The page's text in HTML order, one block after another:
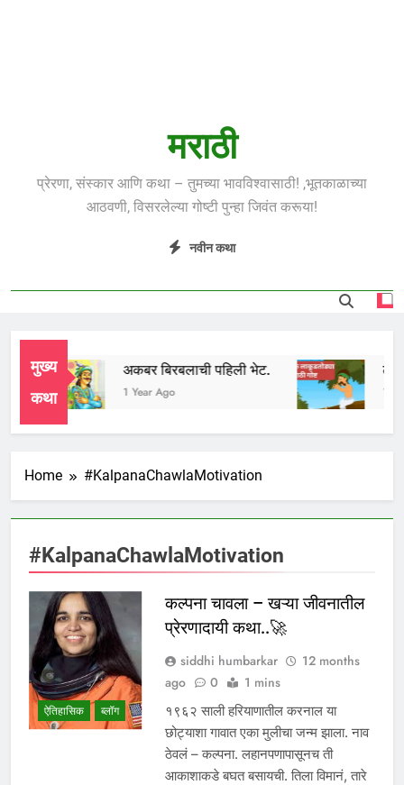
मराठी
प्रेरणा, संस्कार आणि कथा – तुमच्या भावविश्वासाठी! ,भूतकाळाच्या
आठवणी, विसरलेल्या गोष्टी पुन्हा जिवंत करूया!
नवीन कथा
मुख्य
कथा
अकबर बिरबलाची पहिली भेट.
1 Year Ago 1
Home #KalpanaChawlaMotivation
#KalpanaChawlaMotivation
ऐतिहासिक ब्लॉग
कल्पना चावला – खऱ्या जीवनातील
प्रेरणादायी कथा..🚀
siddhi humbarkar
12 months
ago
0 1 mins
१९६२ साली हरियाणातील करनाल या
छोट्याशा गावात एका मुलीचा जन्म झाला. नाव
ठेवलं – कल्पना. लहानपणापासूनच ती
आकाशाकडे बघत बसायची. तिला विमानं, तारे